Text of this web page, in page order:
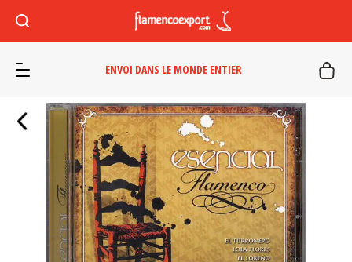
ENVOI DANS LE MONDE ENTIER